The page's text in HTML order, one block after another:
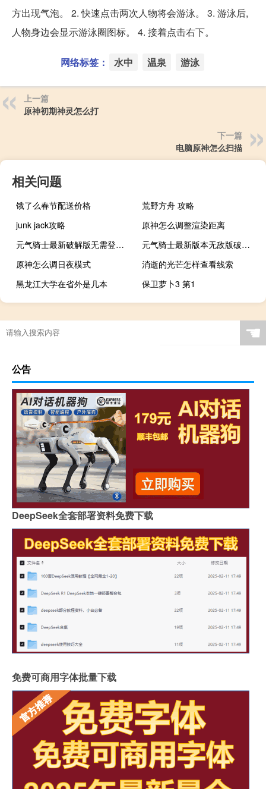
方出现气泡。 2. 快速点击两次人物将会游泳。 3. 游泳后,
人物身边会显示游泳圈图标。 4. 接着点击右下。
网络标签： 水中 温泉 游泳
上一篇
原神初期神灵怎么打
下一篇
电脑原神怎么扫描
相关问题
饿了么春节配送价格
荒野方舟 攻略
junk jack攻略
原神怎么调整渲染距离
元气骑士最新破解版无需登录3.0.4
元气骑士最新版本无敌版破解版
原神怎么调日夜模式
消逝的光芒怎样查看线索
黑龙江大学在省外是几本
保卫萝卜3 第1
☚
公告
DeepSeek全套部署资料免费下载
免费可商用字体批量下载